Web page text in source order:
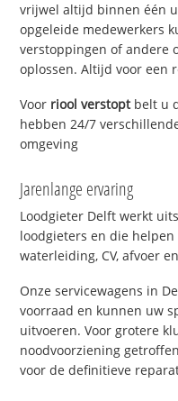
vrijwel altijd binnen één
opgeleide medewerkers
verstoppingen of andere
oplossen. Altijd voor een
Voor riool verstoptbelt u
hebben 24/7
omgeving
Jarenlange ervaring
Loodgieter Delft werkt
loodgieters en die
waterleiding, CV, afvoer
Onze servicewagens in
voorraad en kunnen uw
uitvoeren. Voor grotere
noodvoorziening
voor de definitieve